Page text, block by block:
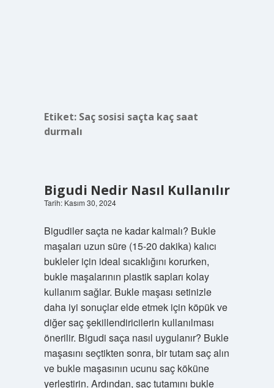
Etiket: Saç sosisi saçta kaç saat
durmalı
Bigudi Nedir Nasıl Kullanılır
Tarih: Kasım 30, 2024
Bigudiler saçta ne kadar kalmalı? Bukle
maşaları uzun süre (15-20 dakika) kalıcı
bukleler için ideal sıcaklığını korurken,
bukle maşalarının plastik sapları kolay
kullanım sağlar. Bukle maşası setinizle
daha iyi sonuçlar elde etmek için köpük ve
diğer saç şekillendiricilerin kullanılması
önerilir. Bigudi saça nasıl uygulanır? Bukle
maşasını seçtikten sonra, bir tutam saç alın
ve bukle maşasının ucunu saç köküne
yerleştirin. Ardından, saç tutamını bukle